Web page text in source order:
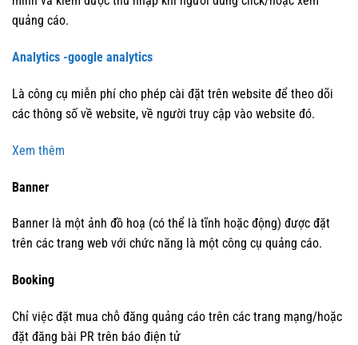
quảng cáo.
Analytics -google analytics
Là công cụ miễn phí cho phép cài đặt trên website để theo dõi
các thông số về website, về người truy cập vào website đó.
Xem thêm
Banner
Banner là một ảnh đồ hoạ (có thể là tĩnh hoặc động) được đặt
trên các trang web với chức năng là một công cụ quảng cáo.
Booking
Chỉ việc đặt mua chỗ đăng quảng cáo trên các trang mạng/hoặc
đặt đăng bài PR trên báo điện tử